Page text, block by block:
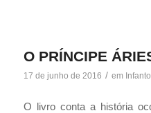
O PRÍNCIPE
17 de junho de 2016 / em
O livro conta a história